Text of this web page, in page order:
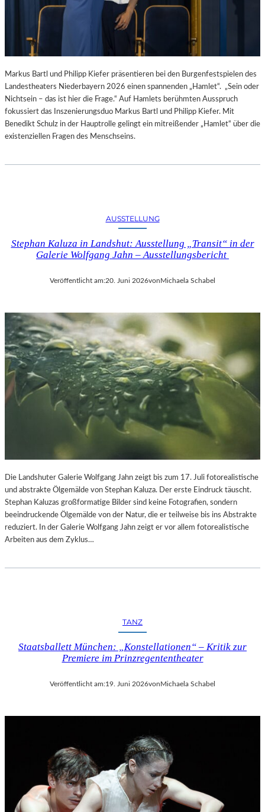
Markus Bartl und Philipp Kiefer präsentieren bei den Burgenfestspielen des
Landestheaters Niederbayern 2026 einen spannenden „Hamlet“. „Sein oder
Nichtsein – das ist hier die Frage.“ Auf Hamlets berühmten Ausspruch
fokussiert das Inszenierungsduo Markus Bartl und Philipp Kiefer. Mit
Benedikt Schulz in der Hauptrolle gelingt ein mitreißender „Hamlet“ über die
existenziellen Fragen des Menschseins.
AUSSTELLUNG
Stephan Kaluza in Landshut: Ausstellung „Transit“ in der
Galerie Wolfgang Jahn – Ausstellungsbericht
Veröffentlicht am:20. Juni 2026vonMichaela Schabel
Die Landshuter Galerie Wolfgang Jahn zeigt bis zum 17. Juli fotorealistische
und abstrakte Ölgemälde von Stephan Kaluza. Der erste Eindruck täuscht.
Stephan Kaluzas großformatige Bilder sind keine Fotografien, sondern
beeindruckende Ölgemälde von der Natur, die er teilweise bis ins Abstrakte
reduziert. In der Galerie Wolfgang Jahn zeigt er vor allem fotorealistische
Arbeiten aus dem Zyklus…
TANZ
Staatsballett München: „Konstellationen“ – Kritik zur
Premiere im Prinzregententheater
Veröffentlicht am:19. Juni 2026vonMichaela Schabel